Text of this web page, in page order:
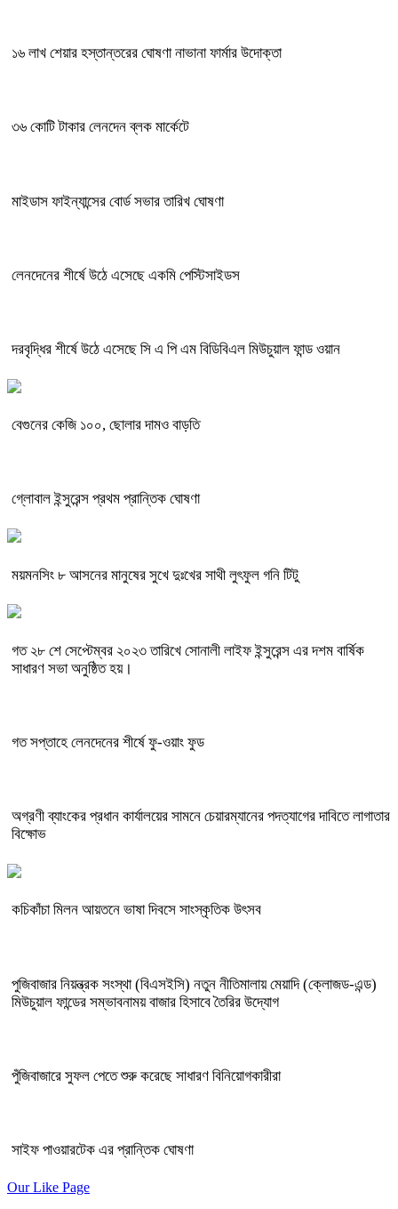
১৬ লাখ শেয়ার হস্তান্তরের ঘোষণা নাভানা ফার্মার উদোক্তা
৩৬ কোটি টাকার লেনদেন ব্লক মার্কেটে
মাইডাস ফাইন্যান্সের বোর্ড সভার তারিখ ঘোষণা
লেনদেনের শীর্ষে উঠে এসেছে একমি পেস্টিসাইডস
দরবৃদ্ধির শীর্ষে উঠে এসেছে সি এ পি এম বিডিবিএল মিউচুয়াল ফান্ড ওয়ান
বেগুনের কেজি ১০০, ছোলার দামও বাড়তি
গ্লোবাল ইন্সুরেন্স প্রথম প্রান্তিক ঘোষণা
ময়মনসিং ৮ আসনের মানুষের সুখে দুঃখের সাথী লুৎফুল গনি টিটু
গত ২৮ শে সেপ্টেম্বর ২০২৩ তারিখে সোনালী লাইফ ইন্সুরেন্স এর দশম বার্ষিক
সাধারণ সভা অনুষ্ঠিত হয়।
গত সপ্তাহে লেনদেনের শীর্ষে ফু-ওয়াং ফুড
অগ্রণী ব্যাংকের প্রধান কার্যালয়ের সামনে চেয়ারম্যানের পদত্যাগের দাবিতে লাগাতার
বিক্ষোভ
কচিকাঁচা মিলন আয়তনে ভাষা দিবসে সাংস্কৃতিক উৎসব
পুজিবাজার নিয়ন্ত্রক সংস্থা (বিএসইসি) নতুন নীতিমালায় মেয়াদি (ক্লোজড-এন্ড)
মিউচুয়াল ফান্ডের সম্ভাবনাময় বাজার হিসাবে তৈরির উদ্যোগ
পুঁজিবাজারে সুফল পেতে শুরু করেছে সাধারণ বিনিয়োগকারীরা
সাইফ পাওয়ারটেক এর প্রান্তিক ঘোষণা
Our Like Page